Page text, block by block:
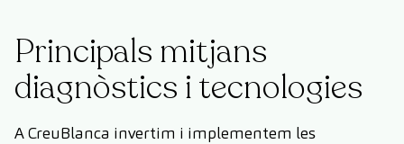
Principals mitjans
diagnòstics i tecnologies
A CreuBlanca invertim i implementem les